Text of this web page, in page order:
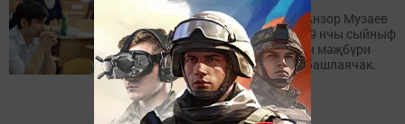
Рособрнадзор җитәкчесе Анзор Музаев
хәбәр иткәнчә, 2028 елдан 9 нчы сыйныф
укучылары тарих фәненнән мәҗбүри
телдән имтихан тапшыра башлаячак.